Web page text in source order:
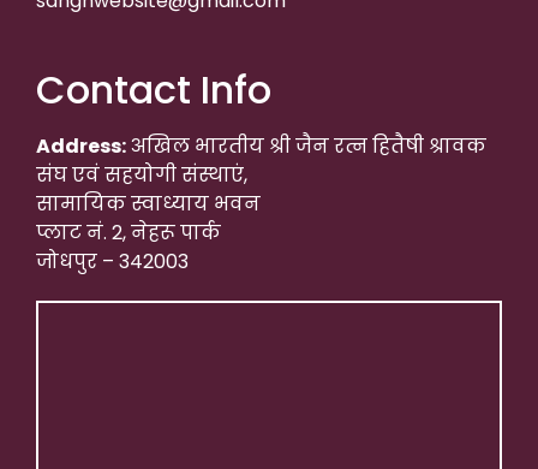
Contact Info
Address:अखिल भारतीय श्री जैन रत्न हितैषी श्रावक
संघ एवं सहयोगी संस्थाएं,
सामायिक स्वाध्याय भवन
प्लाट नं. 2, नेहरू पार्क
जोधपुर – 342003